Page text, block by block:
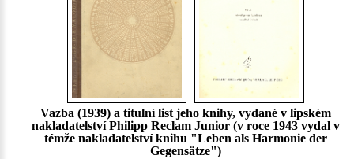
Vazba (1939) a titulní list jeho knihy, vydané v lipském
nakladatelství Philipp Reclam Junior (v roce 1943 vydal v
témže nakladatelství knihu "Leben als Harmonie der
Gegensätze")